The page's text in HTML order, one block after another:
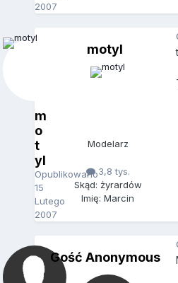
2007
m
o
t
yl
Opublikowano
15
Lutego
2007
motyl
Modelarz
3,8 tys.
Skąd: żyrardów
Imię: Marcin
Gość Anonymous